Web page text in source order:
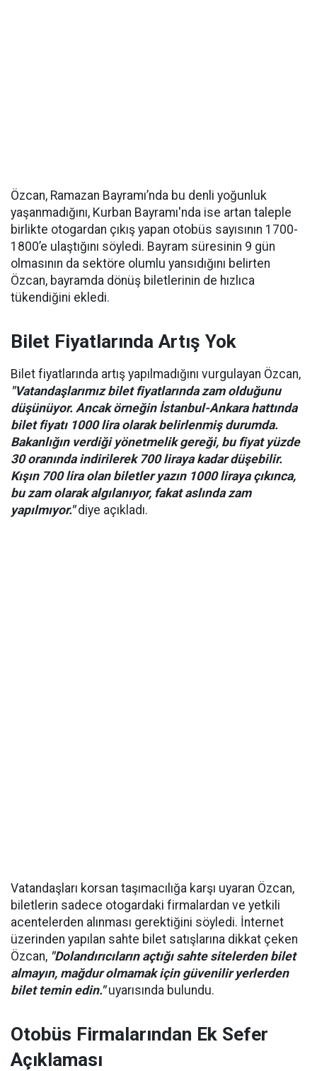
Özcan, Ramazan Bayramı’nda bu denli yoğunluk
yaşanmadığını, Kurban Bayramı'nda ise artan taleple
birlikte otogardan çıkış yapan otobüs sayısının 1700-
1800’e ulaştığını söyledi. Bayram süresinin 9 gün
olmasının da sektöre olumlu yansıdığını belirten
Özcan, bayramda dönüş biletlerinin de hızlıca
tükendiğini ekledi.
Bilet Fiyatlarında Artış Yok
Bilet fiyatlarında artış yapılmadığını vurgulayan Özcan,
"Vatandaşlarımız bilet fiyatlarında zam olduğunu
düşünüyor. Ancak örneğin İstanbul-Ankara hattında
bilet fiyatı 1000 lira olarak belirlenmiş durumda.
Bakanlığın verdiği yönetmelik gereği, bu fiyat yüzde
30 oranında indirilerek 700 liraya kadar düşebilir.
Kışın 700 lira olan biletler yazın 1000 liraya çıkınca,
bu zam olarak algılanıyor, fakat aslında zam
yapılmıyor."diye açıkladı.
Vatandaşları korsan taşımacılığa karşı uyaran Özcan,
biletlerin sadece otogardaki firmalardan ve yetkili
acentelerden alınması gerektiğini söyledi. İnternet
üzerinden yapılan sahte bilet satışlarına dikkat çeken
Özcan, "Dolandırıcıların açtığı sahte sitelerden bilet
almayın, mağdur olmamak için güvenilir yerlerden
bilet temin edin."uyarısında bulundu.
Otobüs Firmalarından Ek Sefer
Açıklaması